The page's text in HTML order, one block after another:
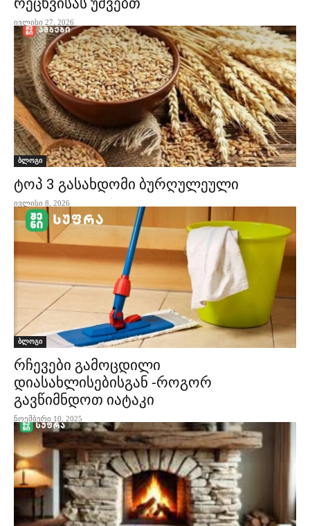
რეცხვისას უშვებთ
ივლისი 27, 2026
ბლოგი
ტოპ 3 გასახდომი ბურღულეული
ივლისი 8, 2026
ბლოგი
რჩევები გამოცდილი
დიასახლისებისგან -როგორ
გავწიმნდოთ იატაკი
ნოემბერი 10, 2025